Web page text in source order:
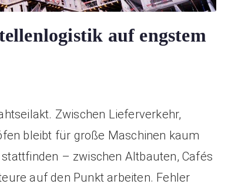
auf engstem
Zwischen Lieferverkehr,
bleibt für große Maschinen kaum
– zwischen Altbauten, Cafés
auf den Punkt arbeiten. Fehler